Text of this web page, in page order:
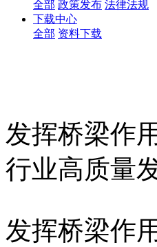
全部 政策发布 法律法规
下载中心
全部 资料下载
发挥桥梁作
行业高质量
发挥桥梁作